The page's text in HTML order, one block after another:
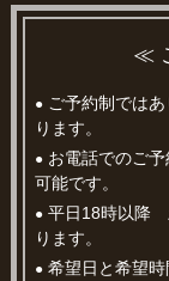
≪
● ご予約制では
ります。
● お電話でのご
可能です。
● 平日18時以降
ります。
● 希望日と希望